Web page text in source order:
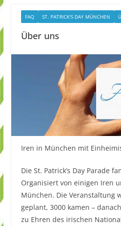
FAQ ST. PATRICK'S DAY MÜNCHEN
Über uns
Iren in München mit
Die St. Patrick’s Day Parade
Organisiert von einigen Iren
München. Die Veranstaltung
geplant, 3000 kamen –
zu Ehren des irischen